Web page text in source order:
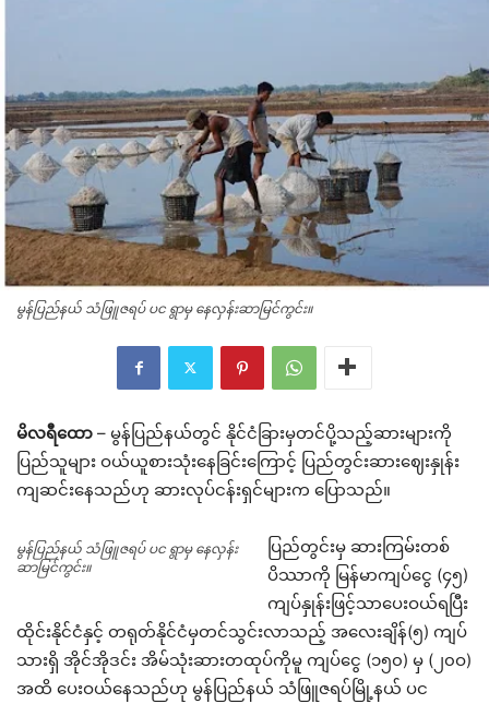
မွန်ပြည်နယ် သံဖြူဇရပ် ပင ရွာမှ နေလှန်းဆာမြင်ကွင်း။
မိလရီထော – မွန်ပြည်နယ်တွင် နိုင်ငံခြားမှတင်ပို့သည့်ဆားများကို
ပြည်သူများ ဝယ်ယူစားသုံးနေခြင်းကြောင့် ပြည်တွင်းဆားဈေးနှုန်း
ကျဆင်းနေသည်ဟု ဆားလုပ်ငန်းရှင်များက ပြောသည်။
မွန်ပြည်နယ် သံဖြူဇရပ် ပင ရွာမှ နေလှန်း
ဆာမြင်ကွင်း။
ပြည်တွင်းမှ ဆားကြမ်းတစ်
ပိဿာကို မြန်မာကျပ်ငွေ (၄၅)
ကျပ်နှုန်းဖြင့်သာပေးဝယ်ရပြီး
ထိုင်းနိုင်ငံနှင့် တရုတ်နိုင်ငံမှတင်သွင်းလာသည့် အလေးချိန်(၅) ကျပ်
သားရှိ အိုင်အိုဒင်း အိမ်သုံးဆားတထုပ်ကိုမူ ကျပ်ငွေ (၁၅၀) မှ (၂၀ဝ)
အထိ ပေးဝယ်နေသည်ဟု မွန်ပြည်နယ် သံဖြူဇရပ်မြို့နယ် ပင